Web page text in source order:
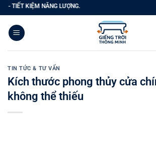
Bỏ
qua
nội
dung
NĂNG LƯỢNG.
TIN TỨC & TƯ VẤN
Kích thước phong thủy cửa
không thể thiếu